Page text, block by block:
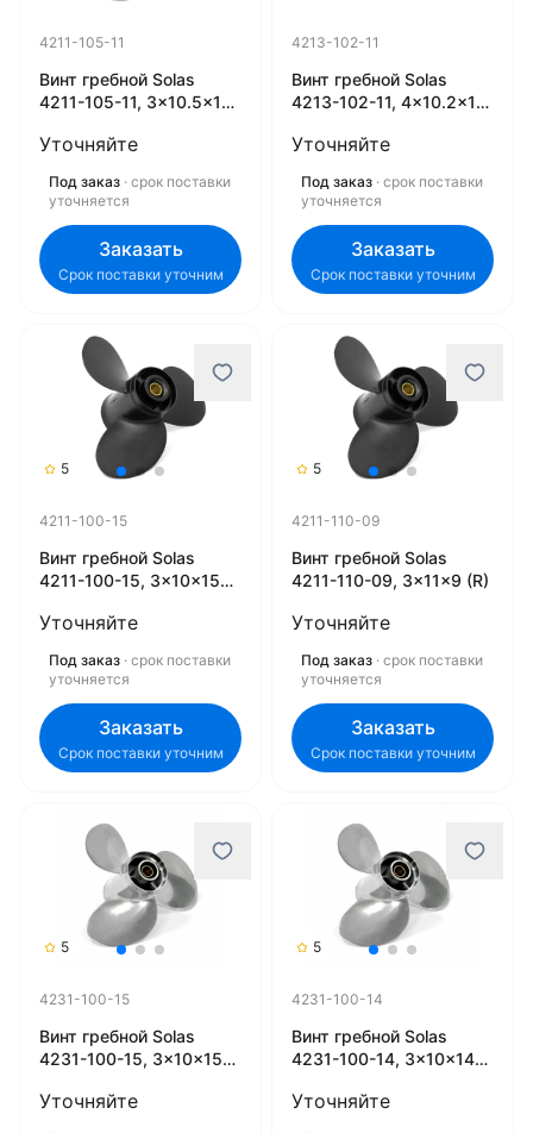
4211-105-11
Винт гребной Solas
4211-105-11, 3x10.5x11
Уточняйте
Под заказ · срок поставки
уточняется
Заказать
Срок поставки уточним
4213-102-11
Винт гребной Solas
4213-102-11, 4x10.2x11
Уточняйте
Под заказ · срок поставки
уточняется
Заказать
Срок поставки уточним
5
4211-100-15
Винт гребной Solas
4211-100-15, 3x10x15
Уточняйте
Под заказ · срок поставки
уточняется
Заказать
Срок поставки уточним
5
4211-110-09
Винт гребной Solas
4211-110-09, 3x11x9 (R)
Уточняйте
Под заказ · срок поставки
уточняется
Заказать
Срок поставки уточним
5
4231-100-15
Винт гребной Solas
4231-100-15, 3x10x15
Уточняйте
5
4231-100-14
Винт гребной Solas
4231-100-14, 3x10x14
Уточняйте